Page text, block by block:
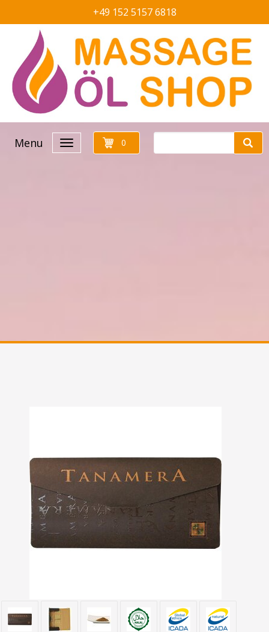
+49 152 5157 6818
Menu 0